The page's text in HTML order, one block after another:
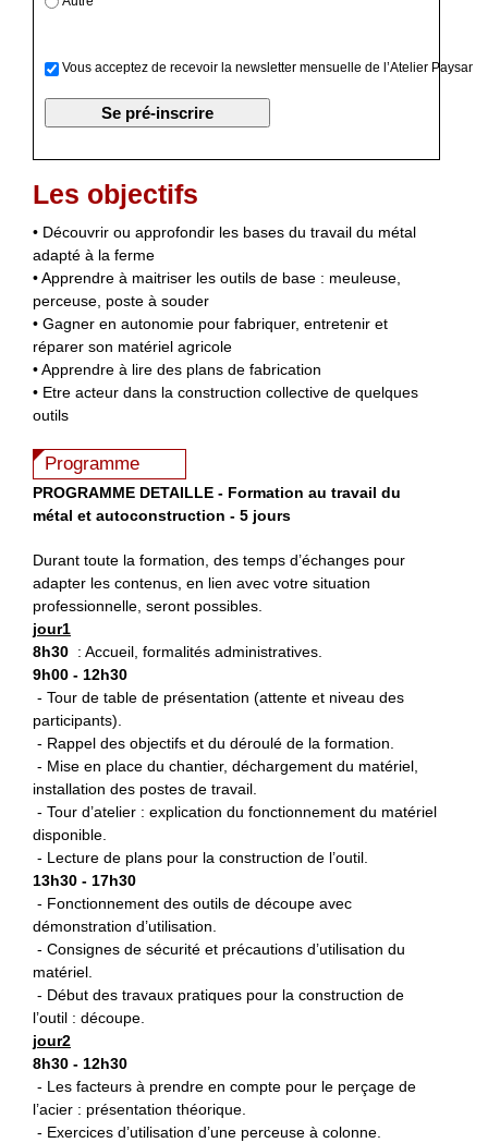
Vous acceptez de recevoir la newsletter mensuelle de l’Atelier Paysan
Les objectifs
• Découvrir ou approfondir les bases du travail du métal
adapté à la ferme
• Apprendre à maitriser les outils de base : meuleuse,
perceuse, poste à souder
• Gagner en autonomie pour fabriquer, entretenir et
réparer son matériel agricole
• Apprendre à lire des plans de fabrication
• Etre acteur dans la construction collective de quelques
outils
Programme
PROGRAMME DETAILLE - Formation au travail du
métal et autoconstruction - 5 jours
Durant toute la formation, des temps d’échanges pour
adapter les contenus, en lien avec votre situation
professionnelle, seront possibles.
jour1
8h30 : Accueil, formalités administratives.
9h00 - 12h30
- Tour de table de présentation (attente et niveau des
participants).
- Rappel des objectifs et du déroulé de la formation.
- Mise en place du chantier, déchargement du matériel,
installation des postes de travail.
- Tour d’atelier : explication du fonctionnement du matériel
disponible.
- Lecture de plans pour la construction de l’outil.
13h30 - 17h30
- Fonctionnement des outils de découpe avec
démonstration d’utilisation.
- Consignes de sécurité et précautions d’utilisation du
matériel.
- Début des travaux pratiques pour la construction de
l’outil : découpe.
jour2
8h30 - 12h30
- Les facteurs à prendre en compte pour le perçage de
l’acier : présentation théorique.
- Exercices d’utilisation d’une perceuse à colonne.